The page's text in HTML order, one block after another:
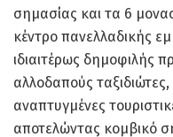
σημασίας και τα 6
κέντρο πανελλαδικής
ιδιαιτέρως δημοφιλής
αλλοδαπούς
αναπτυγμένες
αποτελώντας κομβικό